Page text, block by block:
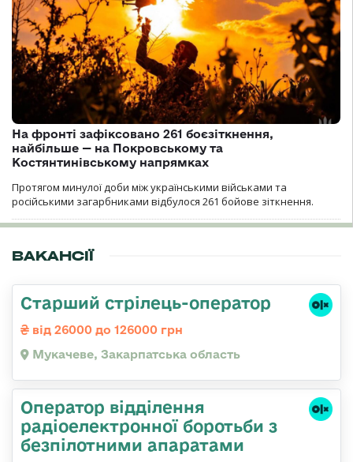
На фронті зафіксовано 261 боєзіткнення,
найбільше — на Покровському та
Костянтинівському напрямках
Протягом минулої доби між українськими військами та
російськими загарбниками відбулося 261 бойове зіткнення.
ВАКАНСІЇ
Старший стрілець-оператор
від 26000 до 126000 грн
Мукачеве, Закарпатська область
Оператор відділення
радіоелектронної боротьби з
безпілотними апаратами